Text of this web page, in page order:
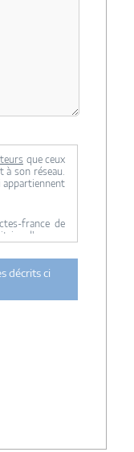
que ceux
son réseau.
appartiennent
france de
d'oeuvre
de
effectifs
rapport avec
vous
- 33370
décrits ci